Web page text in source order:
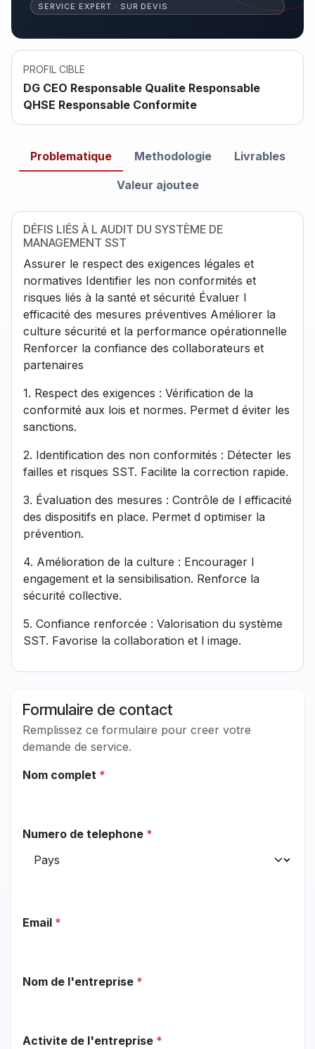
SERVICE EXPERT · SUR DEVIS
PROFIL CIBLE
DG CEO Responsable Qualite Responsable
QHSE Responsable Conformite
Problematique Methodologie Livrables
Valeur ajoutee
DÉFIS LIÉS À L AUDIT DU SYSTÈME DE
MANAGEMENT SST
Assurer le respect des exigences légales et
normatives Identifier les non conformités et
risques liés à la santé et sécurité Évaluer l
efficacité des mesures préventives Améliorer la
culture sécurité et la performance opérationnelle
Renforcer la confiance des collaborateurs et
partenaires
1. Respect des exigences : Vérification de la
conformité aux lois et normes. Permet d éviter les
sanctions.
2. Identification des non conformités : Détecter les
failles et risques SST. Facilite la correction rapide.
3. Évaluation des mesures : Contrôle de l efficacité
des dispositifs en place. Permet d optimiser la
prévention.
4. Amélioration de la culture : Encourager l
engagement et la sensibilisation. Renforce la
sécurité collective.
5. Confiance renforcée : Valorisation du système
SST. Favorise la collaboration et l image.
Formulaire de contact
Remplissez ce formulaire pour creer votre
demande de service.
Nom complet *
Numero de telephone *
Email *
Nom de l'entreprise *
Activite de l'entreprise *